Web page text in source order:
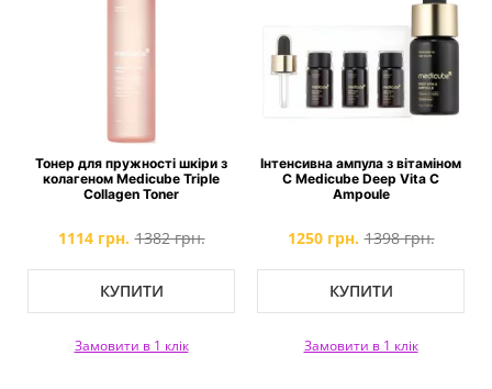
Тонер для пружності шкіри з
колагеном Medicube Triple
Collagen Toner
1114 грн. 1382 грн.
КУПИТИ
Замовити в 1 клік
Інтенсивна ампула з вітаміном
C Medicube Deep Vita C
Ampoule
1250 грн. 1398 грн.
КУПИТИ
Замовити в 1 клік